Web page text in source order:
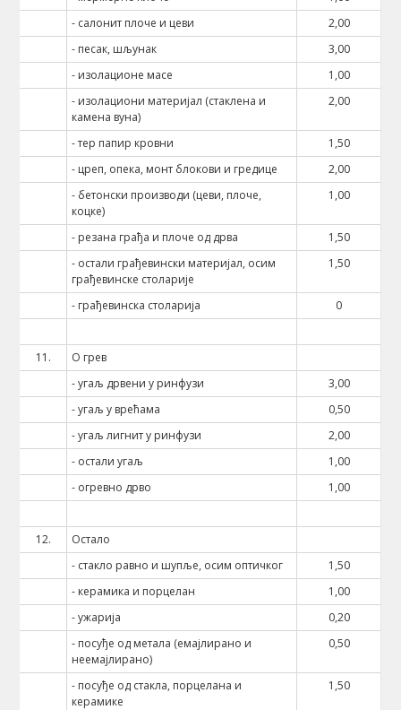
- салонит плоче и цеви
2,00
- песак, шљунак
3,00
- изолационе масе
1,00
- изолациони материјал (стаклена и
камена вуна)
2,00
- тер папир кровни
1,50
- цреп, опека, монт блокови и гредице
2,00
- бетонски производи (цеви, плоче,
коцке)
1,00
- резана грађа и плоче од дрва
1,50
- остали грађевински материјал, осим
грађевинске столарије
1,50
- грађевинска столарија 0
11.
О грев
- угаљ дрвени у ринфузи
3,00
- угаљ у врећама
0,50
- угаљ лигнит у ринфузи
2,00
- остали угаљ
1,00
- огревно дрво
1,00
12.
Остало
- стакло равно и шупље, осим оптичког
1,50
- керамика и порцелан
1,00
- ужарија
0,20
- посуђе од метала (емајлирано и
неемајлирано)
0,50
- посуђе од стакла, порцелана и
керамике
1,50